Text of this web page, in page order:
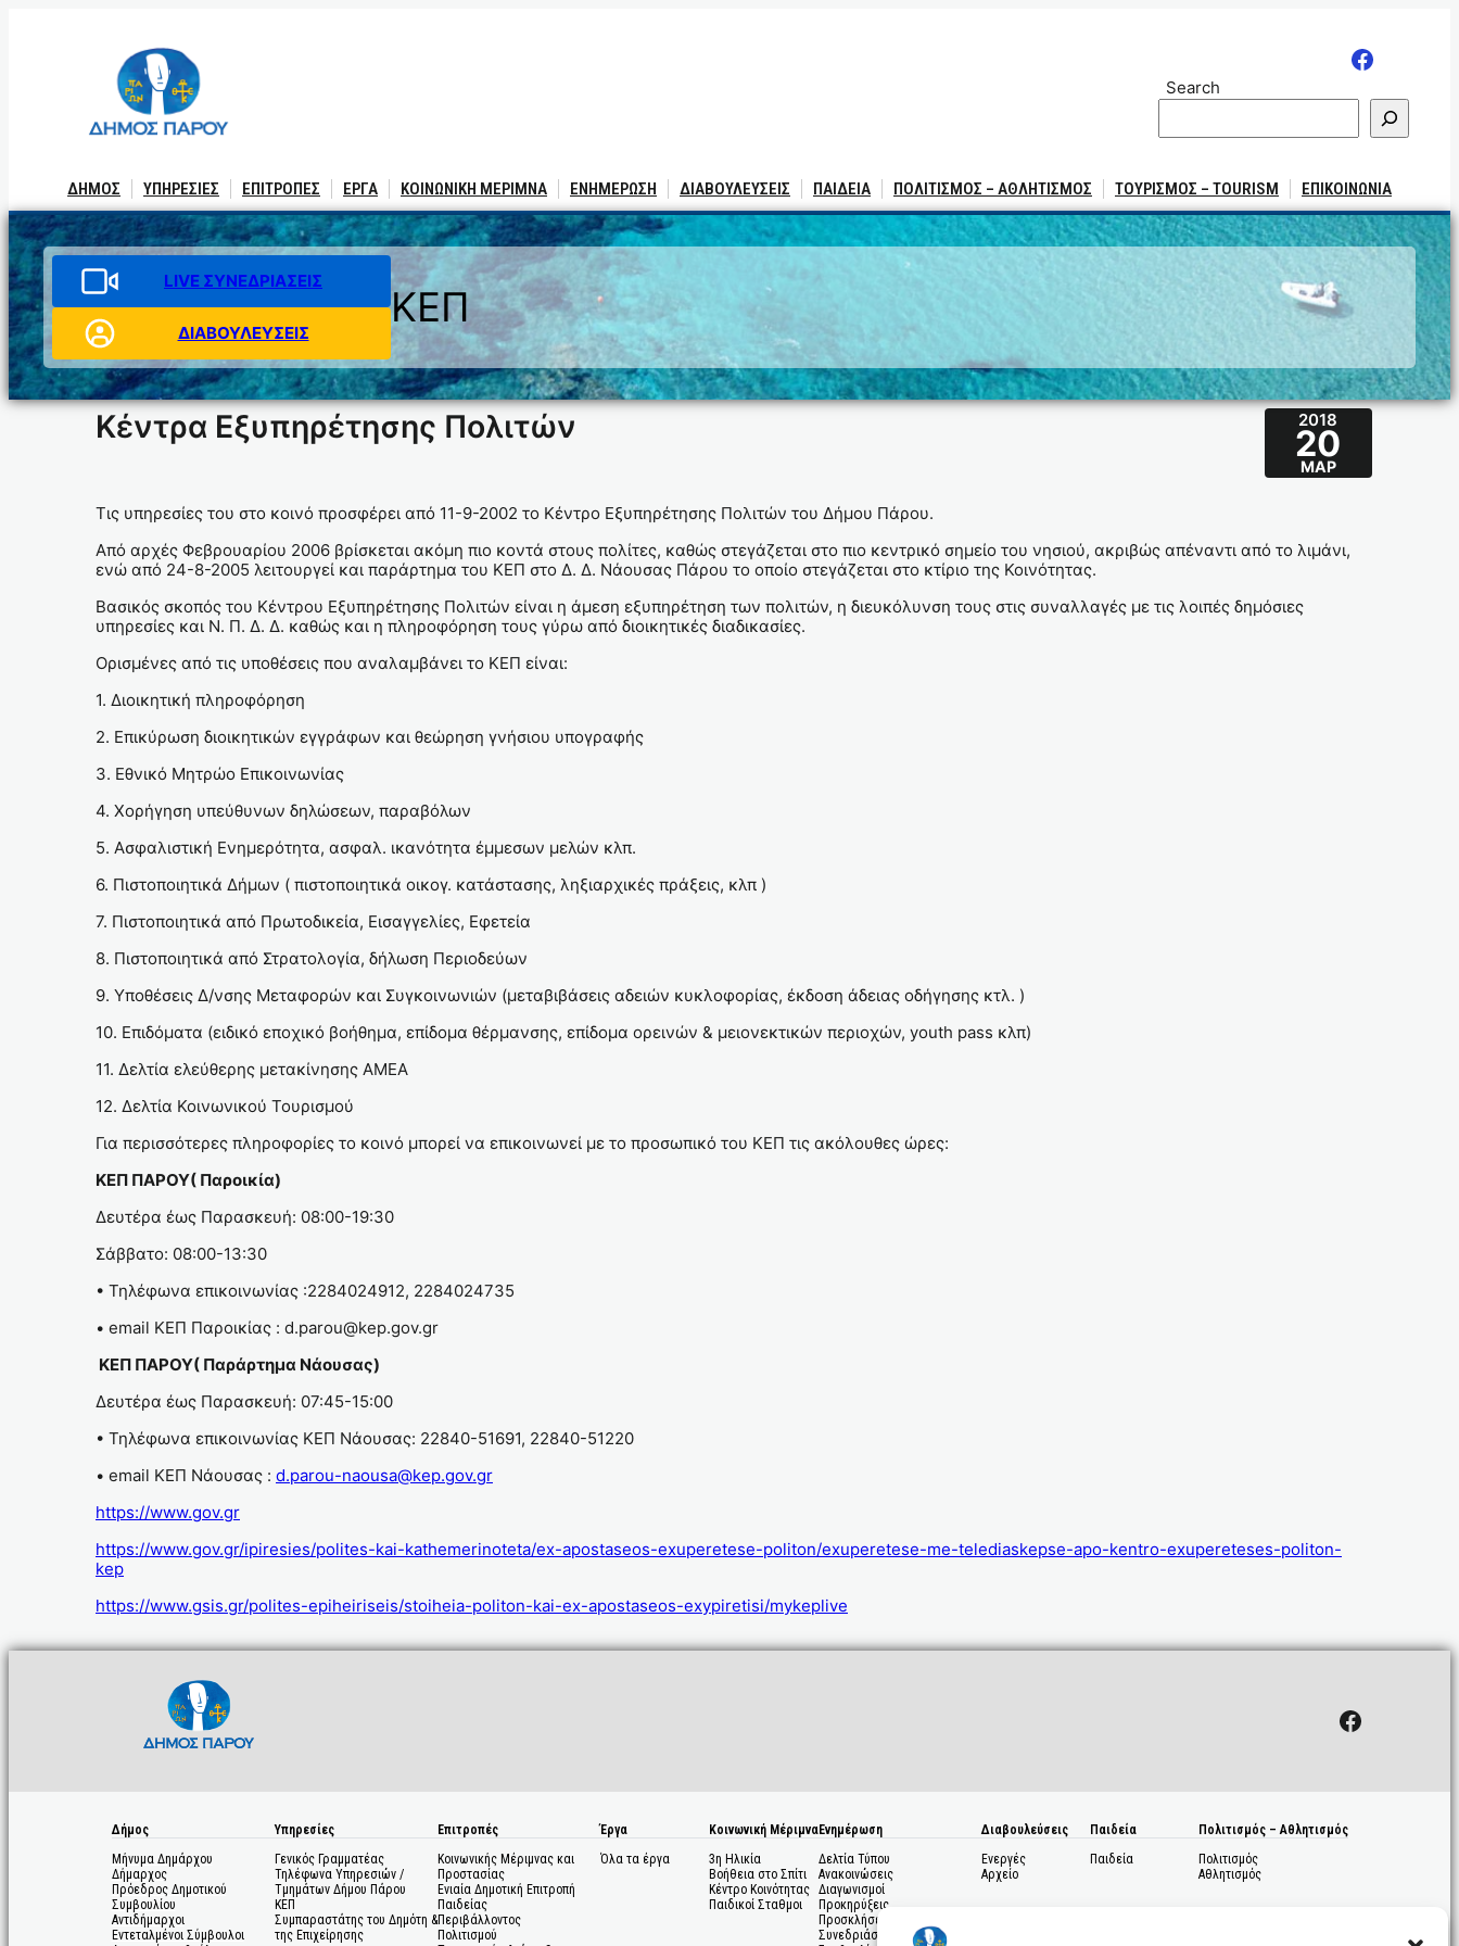
Search
ΔΗΜΟΣ ΥΠΗΡΕΣΙΕΣ ΕΠΙΤΡΟΠΕΣ ΕΡΓΑ ΚΟΙΝΩΝΙΚΗ ΜΕΡΙΜΝΑ ΕΝΗΜΕΡΩΣΗ ΔΙΑΒΟΥΛΕΥΣΕΙΣ ΠΑΙΔΕΙΑ ΠΟΛΙΤΙΣΜΟΣ – ΑΘΛΗΤΙΣΜΟΣ ΤΟΥΡΙΣΜΟΣ – TOURISM ΕΠΙΚΟΙΝΩΝΙΑ
LIVE ΣΥΝΕΔΡΙΑΣΕΙΣ
ΔΙΑΒΟΥΛΕΥΣΕΙΣ
ΚΕΠ
Κέντρα Εξυπηρέτησης Πολιτών 2018
20
ΜΑΡ
Τις υπηρεσίες του στο κοινό προσφέρει από 11-9-2002 το Κέντρο Εξυπηρέτησης Πολιτών του Δήμου Πάρου.
Από αρχές Φεβρουαρίου 2006 βρίσκεται ακόμη πιο κοντά στους πολίτες, καθώς στεγάζεται στο πιο κεντρικό σημείο του νησιού, ακριβώς απέναντι από το λιμάνι,
ενώ από 24-8-2005 λειτουργεί και παράρτημα του ΚΕΠ στο Δ. Δ. Νάουσας Πάρου το οποίο στεγάζεται στο κτίριο της Κοινότητας.
Βασικός σκοπός του Κέντρου Εξυπηρέτησης Πολιτών είναι η άμεση εξυπηρέτηση των πολιτών, η διευκόλυνση τους στις συναλλαγές με τις λοιπές δημόσιες
υπηρεσίες και Ν. Π. Δ. Δ. καθώς και η πληροφόρηση τους γύρω από διοικητικές διαδικασίες.
Ορισμένες από τις υποθέσεις που αναλαμβάνει το ΚΕΠ είναι:
1. Διοικητική πληροφόρηση
2. Επικύρωση διοικητικών εγγράφων και θεώρηση γνήσιου υπογραφής
3. Εθνικό Μητρώο Επικοινωνίας
4. Χορήγηση υπεύθυνων δηλώσεων, παραβόλων
5. Ασφαλιστική Ενημερότητα, ασφαλ. ικανότητα έμμεσων μελών κλπ.
6. Πιστοποιητικά Δήμων ( πιστοποιητικά οικογ. κατάστασης, ληξιαρχικές πράξεις, κλπ )
7. Πιστοποιητικά από Πρωτοδικεία, Εισαγγελίες, Εφετεία
8. Πιστοποιητικά από Στρατολογία, δήλωση Περιοδεύων
9. Υποθέσεις Δ/νσης Μεταφορών και Συγκοινωνιών (μεταβιβάσεις αδειών κυκλοφορίας, έκδοση άδειας οδήγησης κτλ. )
10. Επιδόματα (ειδικό εποχικό βοήθημα, επίδομα θέρμανσης, επίδομα ορεινών & μειονεκτικών περιοχών, youth pass κλπ)
11. Δελτία ελεύθερης μετακίνησης ΑΜΕΑ
12. Δελτία Κοινωνικού Τουρισμού
Για περισσότερες πληροφορίες το κοινό μπορεί να επικοινωνεί με το προσωπικό του ΚΕΠ τις ακόλουθες ώρες:
ΚΕΠ ΠΑΡΟΥ( Παροικία)
Δευτέρα έως Παρασκευή: 08:00-19:30
Σάββατο: 08:00-13:30
• Τηλέφωνα επικοινωνίας :2284024912, 2284024735
• email KΕΠ Παροικίας : d.parou@kep.gov.gr
ΚΕΠ ΠΑΡΟΥ( Παράρτημα Νάουσας)
Δευτέρα έως Παρασκευή: 07:45-15:00
• Τηλέφωνα επικοινωνίας ΚΕΠ Νάουσας: 22840-51691, 22840-51220
• email ΚΕΠ Νάουσας : d.parou-naousa@kep.gov.gr
https://www.gov.gr
https://www.gov.gr/ipiresies/polites-kai-kathemerinoteta/ex-apostaseos-exuperetese-politon/exuperetese-me-telediaskepse-apo-kentro-exupereteses-politon-
kep
https://www.gsis.gr/polites-epiheiriseis/stoiheia-politon-kai-ex-apostaseos-exypiretisi/mykeplive
Facebook
Δήμος
Μήνυμα Δημάρχου
Δήμαρχος
Πρόεδρος Δημοτικού
Συμβουλίου
Αντιδήμαρχοι
Εντεταλμένοι Σύμβουλοι
Υπηρεσίες
Γενικός Γραμματέας
Τηλέφωνα Υπηρεσιών /
Τμημάτων Δήμου Πάρου
ΚΕΠ
Συμπαραστάτης του Δημότη &
της Επιχείρησης
Επιτροπές
Κοινωνικής Μέριμνας και
Προστασίας
Ενιαία Δημοτική Επιτροπή
Παιδείας
Περιβάλλοντος
Πολιτισμού
Έργα
Όλα τα έργα
Κοινωνική Μέριμνα
3η Ηλικία
Βοήθεια στο Σπίτι
Κέντρο Κοινότητας
Παιδικοί Σταθμοι
Ενημέρωση
Δελτία Τύπου
Ανακοινώσεις
Διαγωνισμοί
Προκηρύξεις
Προσκλήσεις σε
Συνεδριάσεις Δημοτικού
Διαβουλεύσεις
Ενεργές
Αρχείο
Παιδεία
Παιδεία
Πολιτισμός – Αθλητισμός
Πολιτισμός
Αθλητισμός